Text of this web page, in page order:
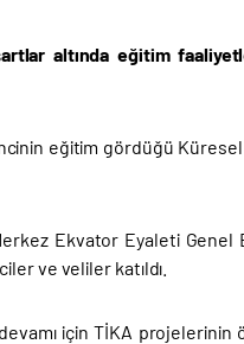
altında eğitim
eğitim gördüğü
Ekvator Eyaleti Genel
ve veliler katıldı.
için TİKA